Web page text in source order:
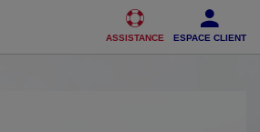
Accéder au Pied de page
ASSISTANCE ESPACE CLIENT